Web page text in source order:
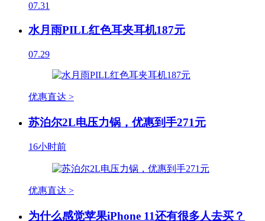
07.31
水月雨PILL红色耳夹耳机187元
07.29
优惠直达 >
苏泊尔2L电压力锅，优惠到手271元
16小时前
优惠直达 >
为什么感觉苹果iPhone 11还有很多人去买？